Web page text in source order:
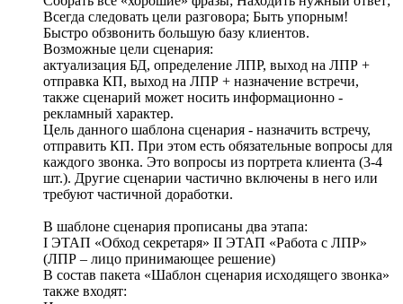
Всегда следовать цели разговора; Быть упорным!
Быстро обзвонить большую базу клиентов.
Возможные цели сценария:
актуализация БД, определение ЛПР, выход на ЛПР +
отправка КП, выход на ЛПР + назначение встречи,
также сценарий может носить информационно -
рекламный характер.
Цель данного шаблона сценария - назначить встречу,
отправить КП. При этом есть обязательные вопросы для
каждого звонка. Это вопросы из портрета клиента (3-4
шт.). Другие сценарии частично включены в него или
требуют частичной доработки.
В шаблоне сценария прописаны два этапа:
I ЭТАП «Обход секретаря» II ЭТАП «Работа с ЛПР»
(ЛПР – лицо принимающее решение)
В состав пакета «Шаблон сценария исходящего звонка»
также входят: